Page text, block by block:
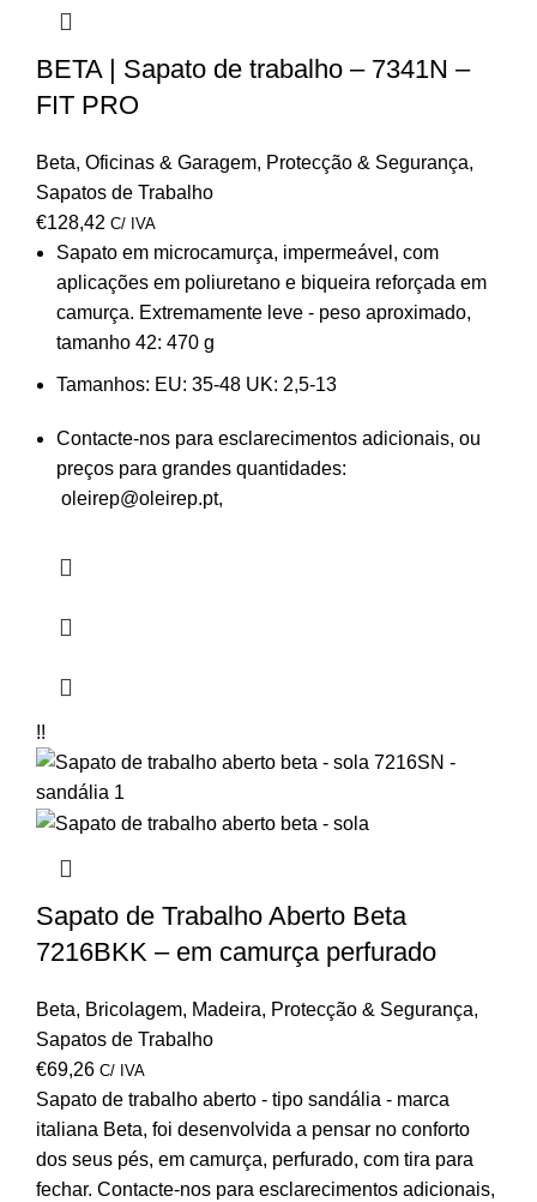
BETA | Sapato de trabalho – 7341N –
FIT PRO
Beta, Oficinas & Garagem, Protecção & Segurança,
Sapatos de Trabalho
€128,42 C/ IVA
Sapato em microcamurça, impermeável, com
aplicações em poliuretano e biqueira reforçada em
camurça. Extremamente leve - peso aproximado,
tamanho 42: 470 g
Tamanhos: EU: 35-48 UK: 2,5-13
Contacte-nos para esclarecimentos adicionais, ou
preços para grandes quantidades:
oleirep@oleirep.pt,
!!
Sapato de Trabalho Aberto Beta
7216BKK – em camurça perfurado
Beta, Bricolagem, Madeira, Protecção & Segurança,
Sapatos de Trabalho
€69,26 C/ IVA
Sapato de trabalho aberto - tipo sandália - marca
italiana Beta, foi desenvolvida a pensar no conforto
dos seus pés, em camurça, perfurado, com tira para
fechar. Contacte-nos para esclarecimentos adicionais,